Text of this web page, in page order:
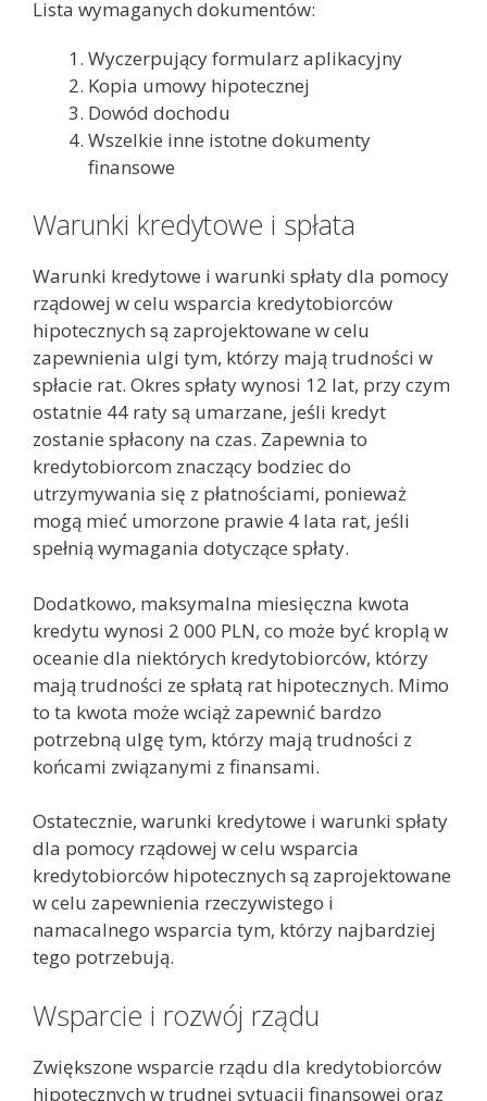
Lista wymaganych dokumentów:
Wyczerpujący formularz aplikacyjny
Kopia umowy hipotecznej
Dowód dochodu
Wszelkie inne istotne dokumenty
finansowe
Warunki kredytowe i spłata
Warunki kredytowe i warunki spłaty dla pomocy
rządowej w celu wsparcia kredytobiorców
hipotecznych są zaprojektowane w celu
zapewnienia ulgi tym, którzy mają trudności w
spłacie rat. Okres spłaty wynosi 12 lat, przy czym
ostatnie 44 raty są umarzane, jeśli kredyt
zostanie spłacony na czas. Zapewnia to
kredytobiorcom znaczący bodziec do
utrzymywania się z płatnościami, ponieważ
mogą mieć umorzone prawie 4 lata rat, jeśli
spełnią wymagania dotyczące spłaty.
Dodatkowo, maksymalna miesięczna kwota
kredytu wynosi 2 000 PLN, co może być kroplą w
oceanie dla niektórych kredytobiorców, którzy
mają trudności ze spłatą rat hipotecznych. Mimo
to ta kwota może wciąż zapewnić bardzo
potrzebną ulgę tym, którzy mają trudności z
końcami związanymi z finansami.
Ostatecznie, warunki kredytowe i warunki spłaty
dla pomocy rządowej w celu wsparcia
kredytobiorców hipotecznych są zaprojektowane
w celu zapewnienia rzeczywistego i
namacalnego wsparcia tym, którzy najbardziej
tego potrzebują.
Wsparcie i rozwój rządu
Zwiększone wsparcie rządu dla kredytobiorców
hipotecznych w trudnej sytuacji finansowej oraz